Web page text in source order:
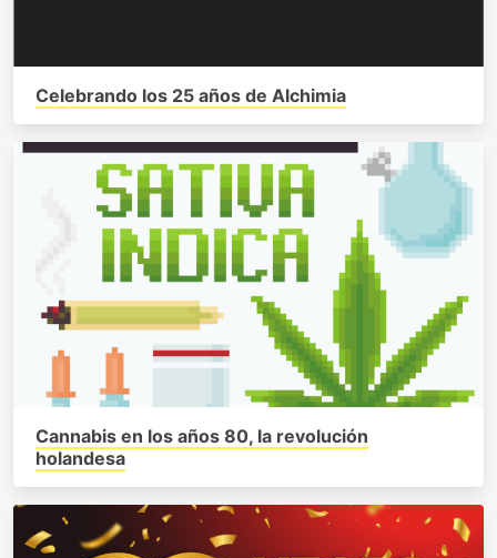
Celebrando los 25 años de Alchimia
Cannabis en los años 80, la revolución
holandesa